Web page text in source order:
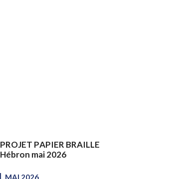
PROJET PAPIER BRAILLE
Hébron mai 2026